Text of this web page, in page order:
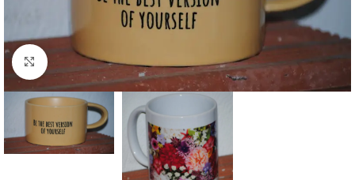
Κάντε κλικ για μεγέθυνση